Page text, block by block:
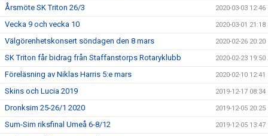
Årsmöte SK Triton 26/3 2020-03-03 12:46
Vecka 9 och vecka 10 2020-03-01 21:18
Välgörenhetskonsert söndagen den 8 mars 2020-02-26 20:20
SK Triton får bidrag från Staffanstorps Rotaryklubb 2020-02-23 19:50
Föreläsning av Niklas Harris 5:e mars 2020-02-10 12:41
Skins och Lucia 2019 2019-12-17 08:34
Dronksim 25-26/1 2020 2019-12-05 20:25
Sum-Sim riksfinal Umeå 6-8/12 2019-12-05 13:47